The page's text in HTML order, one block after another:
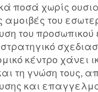
ποσά χωρίς
του
του
κέντρο χάνει
τη γνώση τους,
και